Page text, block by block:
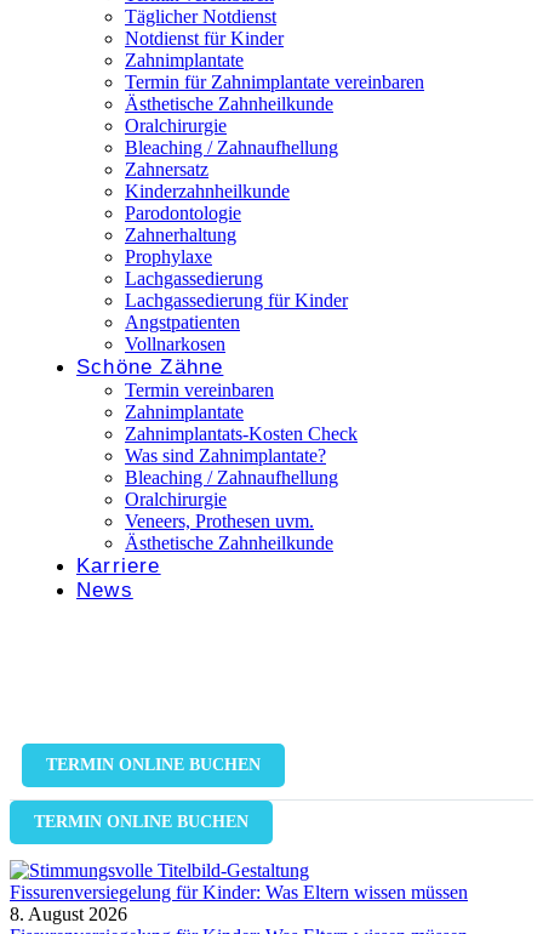
Täglicher Notdienst
Notdienst für Kinder
Zahnimplantate
Termin für Zahnimplantate vereinbaren
Ästhetische Zahnheilkunde
Oralchirurgie
Bleaching / Zahnaufhellung
Zahnersatz
Kinderzahnheilkunde
Parodontologie
Zahnerhaltung
Prophylaxe
Lachgassedierung
Lachgassedierung für Kinder
Angstpatienten
Vollnarkosen
Schöne Zähne
Termin vereinbaren
Zahnimplantate
Zahnimplantats-Kosten Check
Was sind Zahnimplantate?
Bleaching / Zahnaufhellung
Oralchirurgie
Veneers, Prothesen uvm.
Ästhetische Zahnheilkunde
Karriere
News
TERMIN ONLINE BUCHEN
TERMIN ONLINE BUCHEN
Fissurenversiegelung für Kinder: Was Eltern wissen müssen
8. August 2026